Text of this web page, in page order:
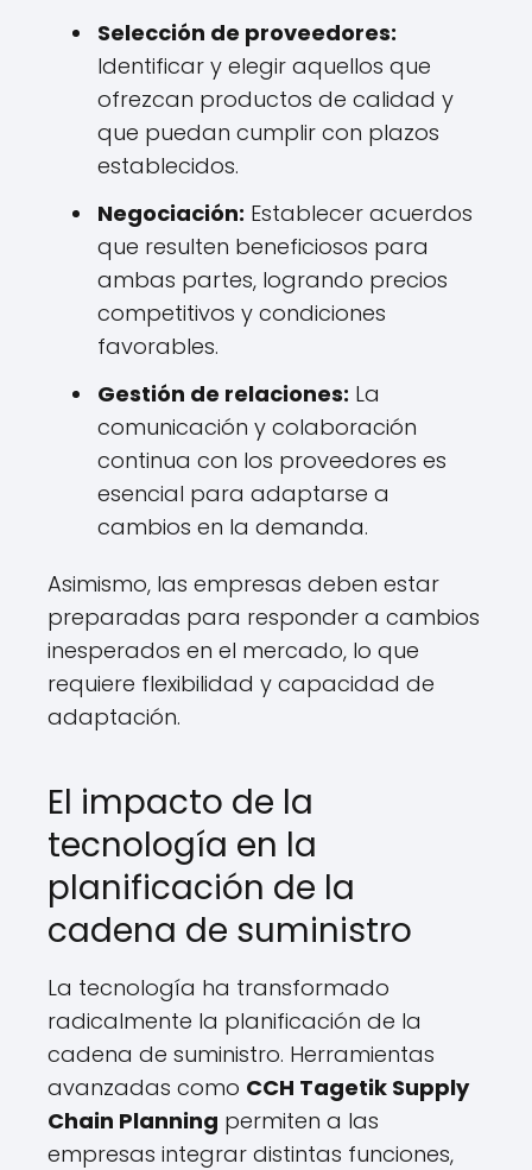
Selección de proveedores:
Identificar y elegir aquellos que
ofrezcan productos de calidad y
que puedan cumplir con plazos
establecidos.
Negociación: Establecer acuerdos
que resulten beneficiosos para
ambas partes, logrando precios
competitivos y condiciones
favorables.
Gestión de relaciones: La
comunicación y colaboración
continua con los proveedores es
esencial para adaptarse a
cambios en la demanda.
Asimismo, las empresas deben estar
preparadas para responder a cambios
inesperados en el mercado, lo que
requiere flexibilidad y capacidad de
adaptación.
El impacto de la
tecnología en la
planificación de la
cadena de suministro
La tecnología ha transformado
radicalmente la planificación de la
cadena de suministro. Herramientas
avanzadas como CCH Tagetik Supply
Chain Planning permiten a las
empresas integrar distintas funciones,